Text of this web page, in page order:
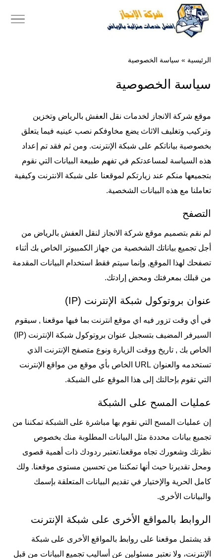
الرئيسية » سياسة الخصوصية
سياسة الخصوصية
موقع شركة الانجاز لخدمات نقل العفش بالرياض وتخزين
وتركيب وتغليف الاثاث يضع مخاوفكم نصب عينيه فيما يتعلق
بخصوصية بياناتكم على شبكة الإنترنت. ومن ثم فقد تم إعداد
هذه السياسة لمساعدتكم في تفهم طبيعة البيانات التي نقوم
بتجميعها منكم عند زيارتكم لموقعنا على شبكة الانترنت وكيفية
تعاملنا مع هذه البيانات الشخصية.
التصفح
لم نقم بتصميم موقع شركة الانجاز لنقل العفش بالرياض من
أجل تجميع بياناتك الشخصية من جهاز الكمبيوتر الخاص بك أثناء
تصفحك لهذا الموقع, وإنما سيتم فقط استخدام البيانات المقدمة
من قبلك بمعرفتك ومحض إرادتك.
عنوان بروتوكول شبكة الإنترنت (IP)
في أي وقت تزور فيه اي موقع انترنت بما فيها موقعنا , سيقوم
السيرفر المضيف بتسجيل عنوان بروتوكول شبكة الإنترنت (IP)
الخاص بك , تاريخ ووقت الزيارة ونوع متصفح الإنترنت الذي
تستخدمه والعنوان URL الخاص بأي موقع من مواقع الإنترنت
التي تقوم بإحالتك إلى هذا الموقع على الشبكة.
عمليات المسح على الشبكة
إن عمليات المسح التي نقوم بها مباشرة على الشبكة تمكننا من
تجميع بيانات محددة مثل البيانات المطلوبة منك بخصوص
نظرتك وشعورك تجاه موقعنا.تعتبر ردودك ذات أهمية قصوى
ومحل تقديرنا حيث أنها تمكننا من تحسين مستوى موقعنا. ولك
كامل الحرية والإختيار في تقديم البيانات المتعلقة بإسمك
والبيانات الأخرى.
الروابط بالمواقع الأخرى على شبكة الإنترنت
قد يشتمل موقعنا على روابط بالمواقع الأخرى على شبكة
الإنترنت، ولا نعتبر مسئولين عن أساليب تجميع البيانات من قبل